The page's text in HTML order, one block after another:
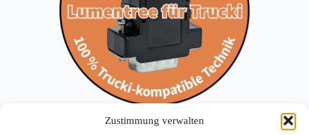
Zustimmung verwalten